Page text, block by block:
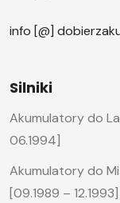
info [@]
Silniki
Akumulatory do
06.1994]
Akumulatory do
[09.1989 – 12.1993]